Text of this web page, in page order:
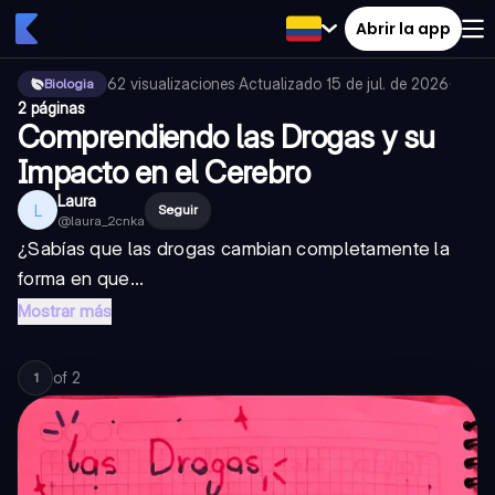
Abrir la app
Biologia 62 visualizaciones·Actualizado 15 de jul. de 2026·
2 páginas
Comprendiendo las Drogas y su
Impacto en el Cerebro
L Laura
@laura_2cnka
Seguir
¿Sabías que las drogas cambian completamente la
forma en que...
Mostrar más
1 of 2